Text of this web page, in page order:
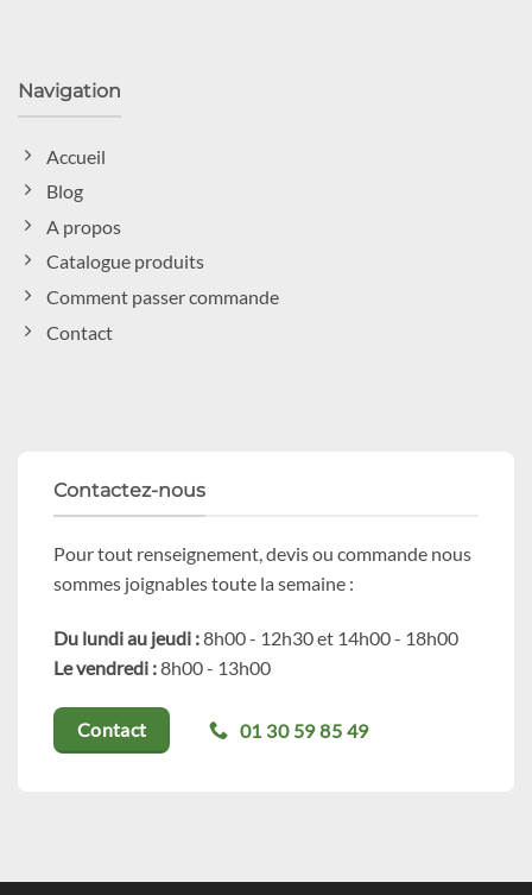
Navigation
Accueil
Blog
A propos
Catalogue produits
Comment passer commande
Contact
Contactez-nous
Pour tout renseignement, devis ou commande nous
sommes joignables toute la semaine :
Du lundi au jeudi :8h00 - 12h30 et 14h00 - 18h00
Le vendredi :8h00 - 13h00
Contact 01 30 59 85 49